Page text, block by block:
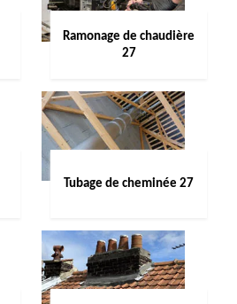
Ramonage de chaudière
27
Tubage de cheminée 27